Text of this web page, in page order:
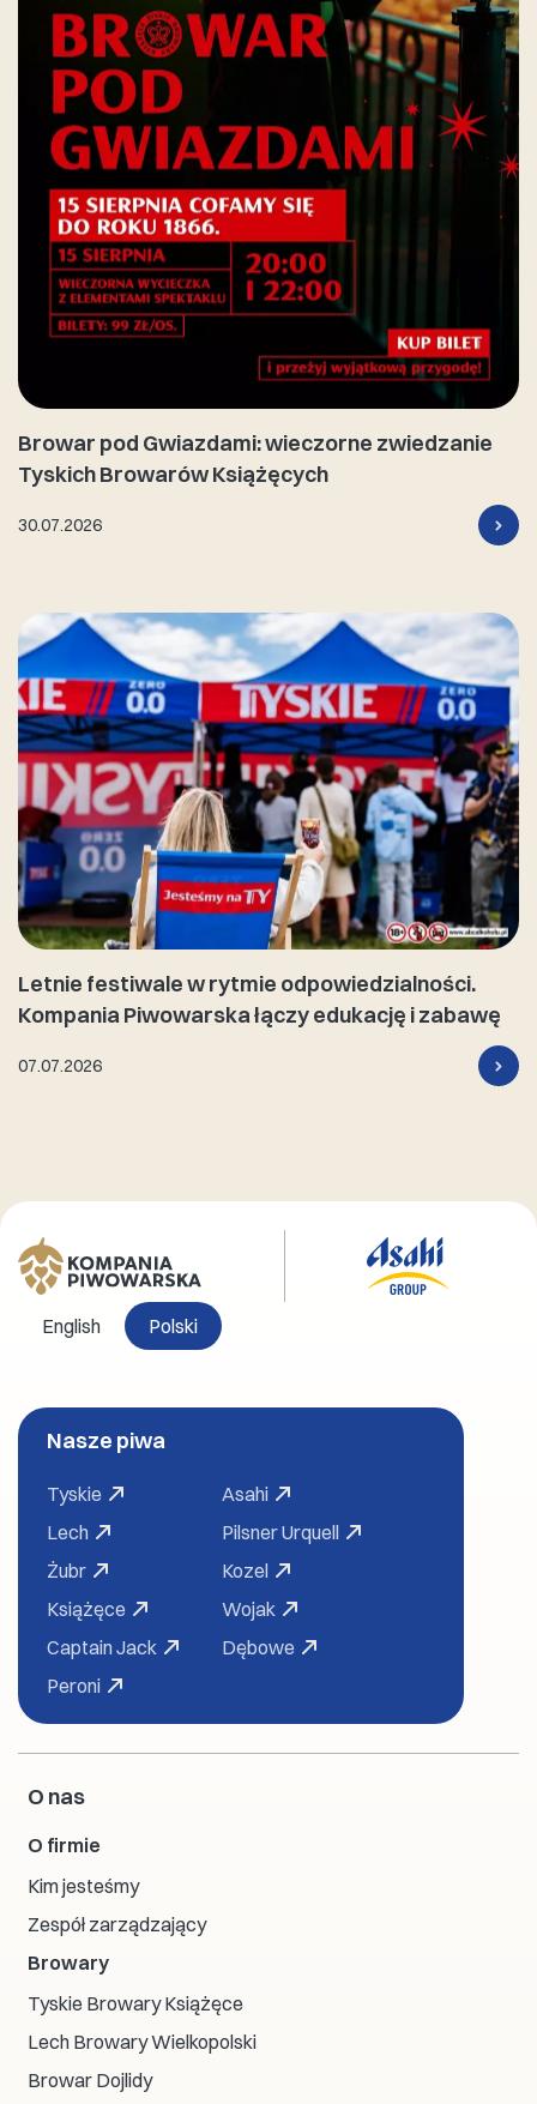
Browar pod Gwiazdami: wieczorne zwiedzanie
Tyskich Browarów Książęcych
30.07.2026
Letnie festiwale w rytmie odpowiedzialności.
Kompania Piwowarska łączy edukację i zabawę
07.07.2026
English Polski
Nasze piwa
Tyskie
Lech
Żubr
Książęce
Captain Jack
Peroni
Asahi
Pilsner Urquell
Kozel
Wojak
Dębowe
O nas
O firmie
Kim jesteśmy
Zespół zarządzający
Browary
Tyskie Browary Książęce
Lech Browary Wielkopolski
Browar Dojlidy